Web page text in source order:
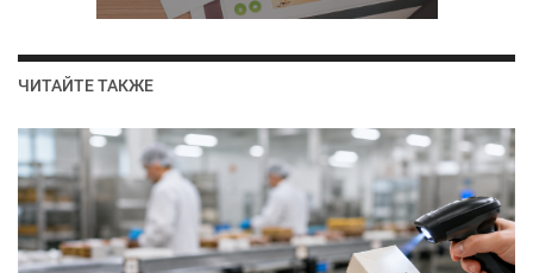
ЧИТАЙТЕ ТАКЖЕ